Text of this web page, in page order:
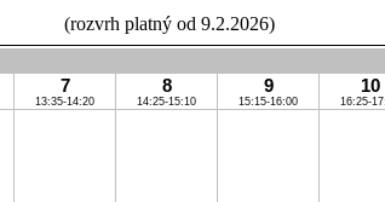
(rozvrh platný od 9.2.2026)
7
13:35-14:20
8
14:25-15:10
9
15:15-16:00
10
16:25-